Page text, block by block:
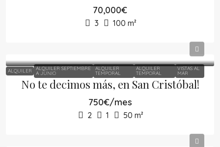
70,000€
3 100 m²
ALQUILER ALQUILER SEPTIEMBRE
A JUNIO
ALQUILER
TEMPORAL
ALQUILER
TEMPORAL
VISTAS AL
MAR
No te decimos más, en San Cristóbal!
750€/mes
2 1 50 m²